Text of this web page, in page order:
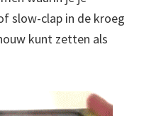
slow-clap in de kroeg
kunt zetten als